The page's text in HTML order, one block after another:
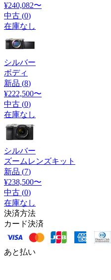
¥240,082〜
中古 (0)
在庫なし
シルバー
ボディ
新品 (8)
¥222,500〜
中古 (0)
在庫なし
シルバー
ズームレンズキット
新品 (7)
¥238,500〜
中古 (0)
在庫なし
決済方法
カード決済
あと払い